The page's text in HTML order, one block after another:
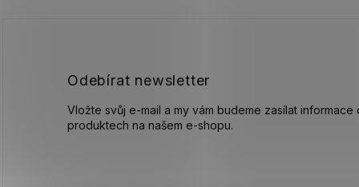
Odebírat newsletter
Vložte svůj e-mail a my vám budeme zasílat informace
produktech na našem e-shopu.